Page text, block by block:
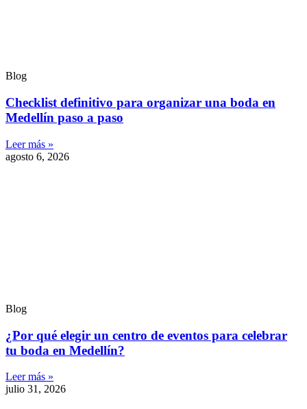
Blog
Checklist definitivo para organizar una boda en
Medellín paso a paso
Leer más »
agosto 6, 2026
Blog
¿Por qué elegir un centro de eventos para celebrar
tu boda en Medellín?
Leer más »
julio 31, 2026